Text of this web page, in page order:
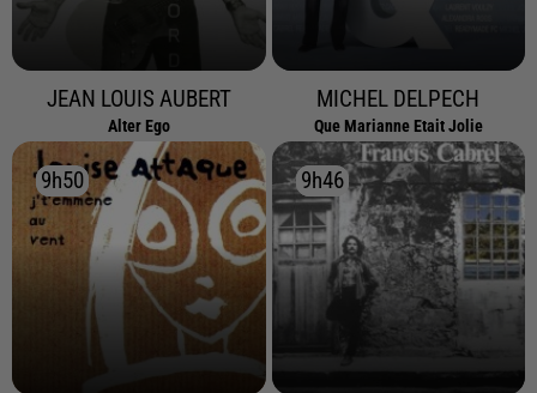
JEAN LOUIS AUBERT
Alter Ego
MICHEL DELPECH
Que Marianne Etait Jolie
9h50
9h50 9h46
9h46